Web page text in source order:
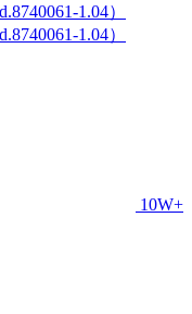
1.04）
1.04）
10W+